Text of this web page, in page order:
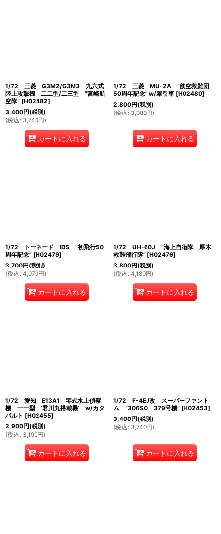
1/72 三菱 G3M2/G3M3 九六式
陸上攻撃機 二二型/二三型 ”宮崎航
空隊” [H02482]
3,400円(税別)
(税込 : 3,740円)
カートに入れる
1/72 三菱 MU-2A ”航空救難団
50周年記念” w/牽引車 [H02480]
2,800円(税別)
(税込 : 3,080円)
カートに入れる
1/72 トーネード IDS ”初飛行50
周年記念” [H02479]
3,700円(税別)
(税込 : 4,070円)
カートに入れる
1/72 UH-60J ”海上自衛隊 厚木
救難飛行隊” [H02476]
3,800円(税別)
(税込 : 4,180円)
カートに入れる
1/72 愛知 E13A1 零式水上偵察
機 一一型 ’君川丸搭載機’ w/カタ
パルト [H02455]
2,900円(税別)
(税込 : 3,190円)
カートに入れる
1/72 F-4EJ改 スーパーファント
ム ”306SQ 379号機” [H02453]
3,400円(税別)
(税込 : 3,740円)
カートに入れる